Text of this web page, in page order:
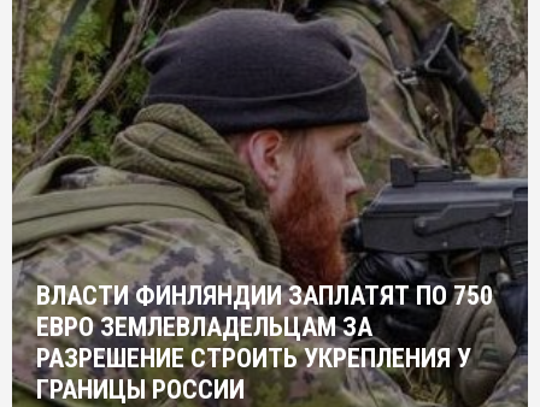
ВЛАСТИ ФИНЛЯНДИИ ЗАПЛАТЯТ ПО 750
ЕВРО ЗЕМЛЕВЛАДЕЛЬЦАМ ЗА
РАЗРЕШЕНИЕ СТРОИТЬ УКРЕПЛЕНИЯ У
ГРАНИЦЫ РОССИИ